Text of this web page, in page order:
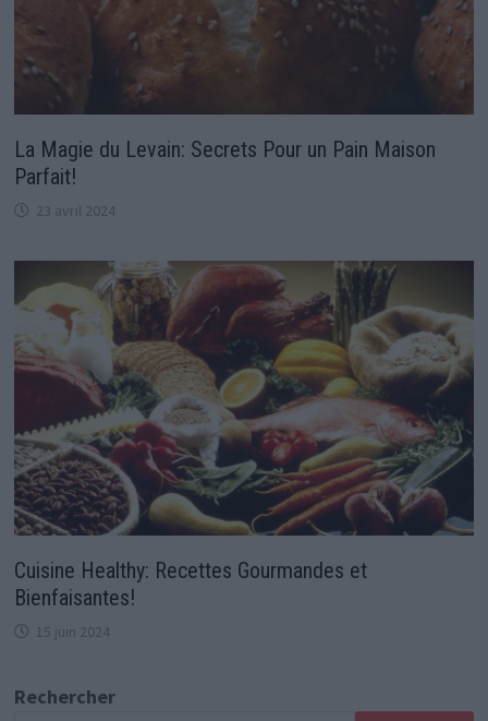
La Magie du Levain: Secrets Pour un Pain Maison
Parfait!
23 avril 2024
Cuisine Healthy: Recettes Gourmandes et
Bienfaisantes!
15 juin 2024
Rechercher